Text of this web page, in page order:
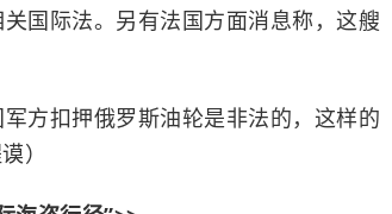
国际法。另有法国方面消息称，这艘
方扣押俄罗斯油轮是非法的，这样的
）